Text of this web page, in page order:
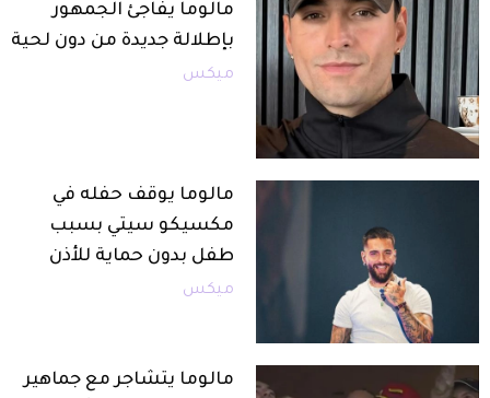
مالوما يفاجئ الجمهور
بإطلالة جديدة من دون لحية
ميكس
مالوما يوقف حفله في
مكسيكو سيتي بسبب
طفل بدون حماية للأذن
ميكس
مالوما يتشاجر مع جماهير